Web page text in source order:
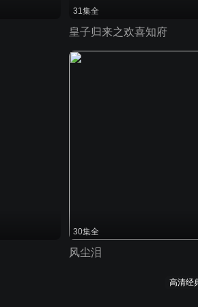
31集全
皇子归来之欢喜知府
30集全
风尘泪
高清经